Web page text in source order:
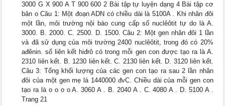
3000 G X 900 A T 900 600 2 Bài tập tự luyện dạng 4 Bài tập cơ
bản o Câu 1: Một đoạn ADN có chiều dài là 5100A . Khi nhân đôi
một lần, môi trường nội bào cung cấp số nuclêôtit tự do là A.
3000. B. 2000. C. 2500. D. 1500. Câu 2: Một gen nhân đôi 1 lần
và đã sử dụng của môi trường 2400 nuclêôtit, trong đó có 20%
ađênin. số liên kết hiđrô có trong mỗi gen con được tạo ra là A.
2310 liên kết. B. 1230 liên kết. C. 2130 liên kết. D. 3120 liên kết.
Câu 3: Tổng khối lượng của các gen con tạo ra sau 2 lần nhân
đôi của một gen mẹ là 1440000 đvC. Chiều dài của mỗi gen con
tạo ra là o o o o A. 3060 A . B. 2040 A . C. 4080 A . D. 5100 A .
Trang 21